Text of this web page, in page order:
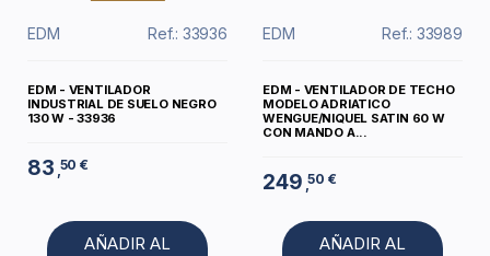
EDM Ref.: 33936
EDM - VENTILADOR
INDUSTRIAL DE SUELO NEGRO
130 W - 33936
83 ,50 €
AÑADIR AL
EDM Ref.: 33989
EDM - VENTILADOR DE TECHO
MODELO ADRIATICO
WENGUE/NIQUEL SATIN 60 W
CON MANDO A...
249 ,50 €
AÑADIR AL